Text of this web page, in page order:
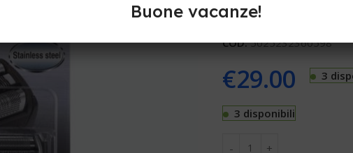
Testine rasoi Panasonic
COD:5025232360598
€29.00 3
3 disponibili
Buone vacanze!